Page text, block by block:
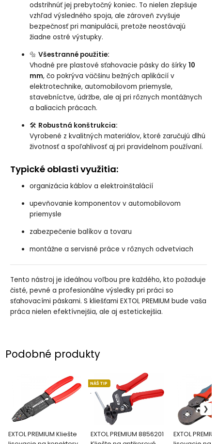
odstrihnúť jej prebytočný koniec. To nielen zlepšuje
vzhľad výsledného spoja, ale zároveň zvyšuje
bezpečnosť pri manipulácii, pretože neostávajú
žiadne ostré výstupky.
🔩Všestranné použitie:
Vhodné pre plastové sťahovacie pásky do šírky10
mm, čo pokrýva väčšinu bežných aplikácií v
elektrotechnike, automobilovom priemysle,
stavebníctve, údržbe, ale aj pri rôznych montážnych
a baliacich prácach.
🛠️ Robustná konštrukcia:
Vyrobené z kvalitných materiálov, ktoré zaručujú dlhú
životnosť a spoľahlivosť aj pri pravidelnom používaní.
Typické oblasti využitia:
organizácia káblov a elektroinštalácií
upevňovanie komponentov v automobilovom
priemysle
zabezpečenie balíkov a tovaru
montážne a servisné práce v rôznych odvetviach
Tento nástroj je ideálnou voľbou pre každého, kto požaduje
čisté, pevné a profesionálne výsledky pri práci so
sťahovacími páskami. S kliešťami EXTOL PREMIUM bude vaša
práca nielen efektívnejšia, ale aj estetickejšia.
Podobné produkty
EXTOL PREMIUM Kliešte
EXTOL PREMIUM 8856201
NÁŠ TIP
.
EXTOL